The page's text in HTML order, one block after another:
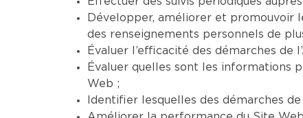
Développer, améliorer et promouvoir
des renseignements personnels de
Évaluer l’efficacité des démarches de
Évaluer quelles sont les informations
Web ;
Identifier lesquelles des démarches